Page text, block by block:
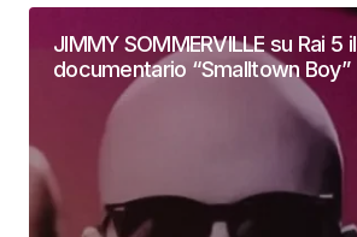
JIMMY SOMMERVILLE su Rai 5 il
documentario “Smalltown Boy”